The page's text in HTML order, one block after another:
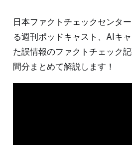
日本ファクトチェックセンタ
る週刊ポッドキャスト、AIキ
た誤情報のファクトチェック
間分まとめて解説します！